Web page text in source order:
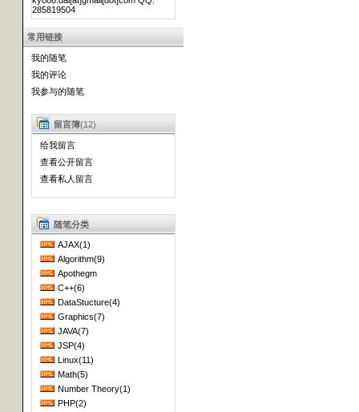
285819504
常用链接
我的随笔
我的评论
我参与的随笔
留言簿(12)
给我留言
查看公开留言
查看私人留言
随笔分类
AJAX(1)
Algorithm(9)
Apothegm
C++(6)
DataStucture(4)
Graphics(7)
JAVA(7)
JSP(4)
Linux(11)
Math(5)
Number Theory(1)
PHP(2)